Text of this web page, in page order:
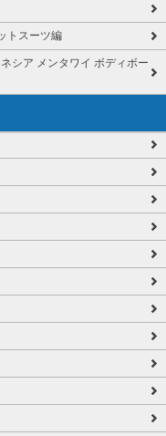
トスーツ編
シア メンタワイ ボディボー